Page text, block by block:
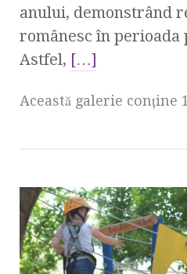
anului, demonstrând
românesc în perioada
Astfel, […]
Această galerie conţine